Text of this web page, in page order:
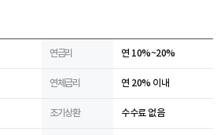
연금리 연 10%~20%
연체금리 연 20% 이내
조기상환 수수료 없음